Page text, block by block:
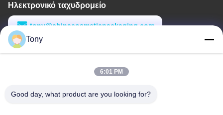
Ηλεκτρονικό ταχυδρομείο
tony@chinacosmeticpackaging.com
Εργασιακό χρόνο
Tony
6:01 PM
Good day, what product are you looking for?